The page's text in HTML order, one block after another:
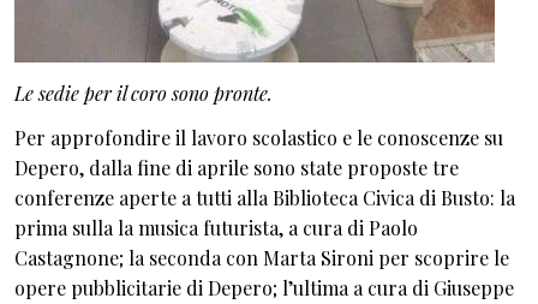
Le sedie per il coro sono pronte.
Per approfondire il lavoro scolastico e le conoscenze su
Depero, dalla fine di aprile sono state proposte tre
conferenze aperte a tutti alla Biblioteca Civica di Busto: la
prima sulla la musica futurista, a cura di Paolo
Castagnone; la seconda con Marta Sironi per scoprire le
opere pubblicitarie di Depero; l’ultima a cura di Giuseppe